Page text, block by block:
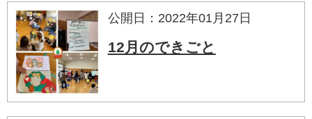
公開日：2022年01月27日
12月のできごと